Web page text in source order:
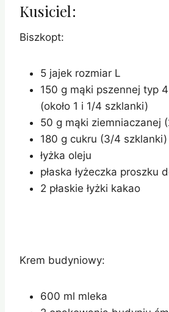
Kusiciel:
Biszkopt:
5 jajek rozmiar L
150 g mąki pszennej typ
(około 1 i 1/4 szklanki)
50 g mąki ziemniaczanej
180 g cukru (3/4 szklanki)
łyżka oleju
płaska łyżeczka proszku
2 płaskie łyżki kakao
Krem budyniowy:
600 ml mleka